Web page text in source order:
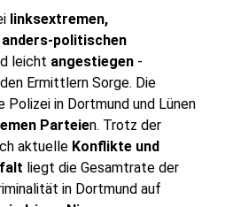
linksextremen,
politischen
leicht angestiegen -
Ermittlern Sorge. Die
Polizei in Dortmund und Lünen
Parteien. Trotz der
aktuelle Konflikte und
liegt die Gesamtrate der
in Dortmund auf